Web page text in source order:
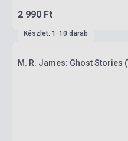
2 990 Ft
Készlet: 1-10 darab
M. R. James: Ghost Stories